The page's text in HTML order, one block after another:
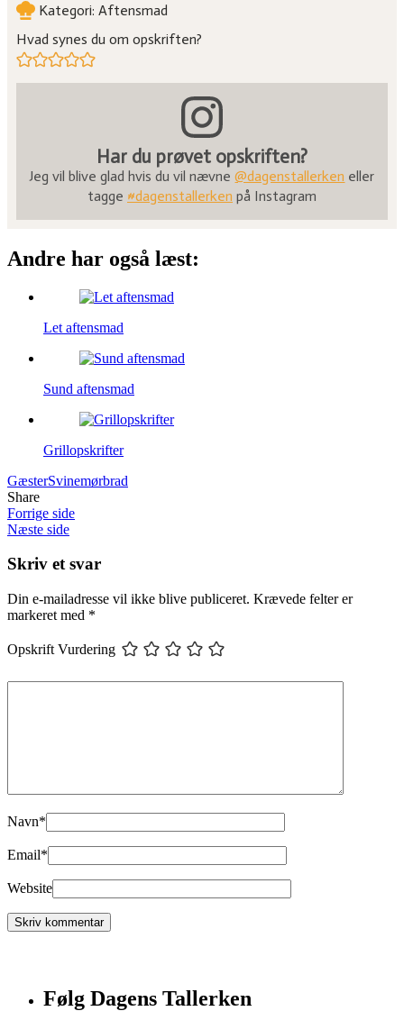
Kategori: Aftensmad
Hvad synes du om opskriften?
Har du prøvet opskriften?
Jeg vil blive glad hvis du vil nævne@dagenstallerken eller
tagge #dagenstallerken på Instagram
Andre har også læst:
Let aftensmad
Sund aftensmad
Grillopskrifter
GæsterSvinemørbrad
Share
Forrige side
Næste side
Skriv et svar
Din e-mailadresse vil ikke blive publiceret. Krævede felter er
markeret med *
Opskrift Vurdering
Navn*
Email*
Website
Følg Dagens Tallerken